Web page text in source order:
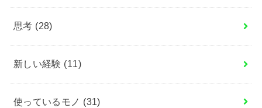
思考 (28)
新しい経験 (11)
使っているモノ (31)